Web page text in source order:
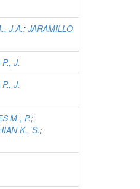
J.A.; JARAMILLO
J.
J.
M., P.;
K., S.;